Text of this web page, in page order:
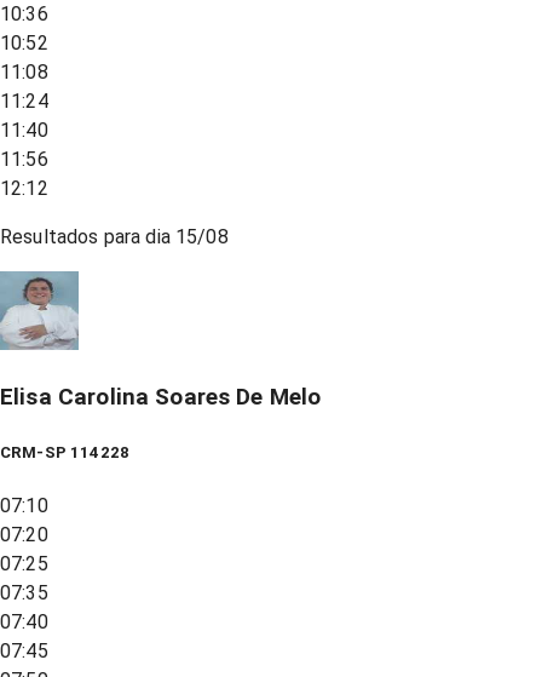
10:36
10:52
11:08
11:24
11:40
11:56
12:12
Resultados para dia 15/08
Elisa Carolina Soares De Melo
CRM-SP 114228
07:10
07:20
07:25
07:35
07:40
07:45